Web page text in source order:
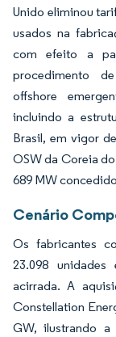
Unido eliminou
usados na
com efeito a
procedimento
offshore
incluindo a
Brasil, em vigor
OSW da Coreia
689 MW
Cenário
Os fabricantes
23.098
acirrada. A
Constellation
GW, ilustrando